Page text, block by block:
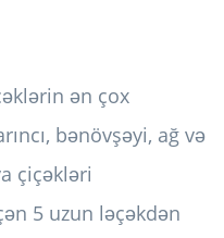
ən çox
bənövşəyi, ağ və
çiçəkləri
5 uzun ləçəkdən